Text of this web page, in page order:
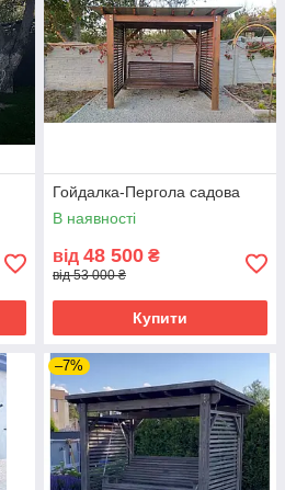
Гойдалка-Пергола садова
В наявності
від 48 500 ₴
від 53 000 ₴
Купити
–7%